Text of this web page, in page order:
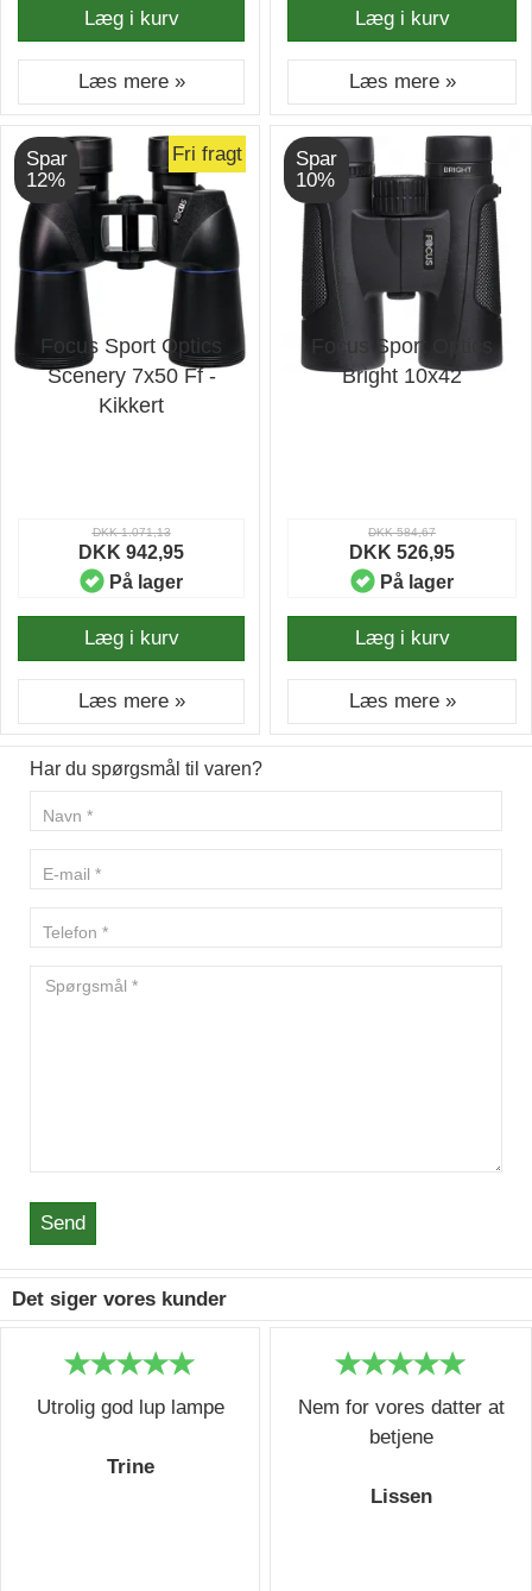
Læg i kurv
Læs mere »
Læg i kurv
Læs mere »
Spar
12%
Fri fragt
Focus Sport Optics
Scenery 7x50 Ff -
Kikkert
DKK 1.071,13
DKK 942,95
På lager
Læg i kurv
Læs mere »
Spar
10%
Focus Sport Optics
Bright 10x42
DKK 584,67
DKK 526,95
På lager
Læg i kurv
Læs mere »
Har du spørgsmål til varen?
Send
Det siger vores kunder
Utrolig god lup lampe
Trine
Nem for vores datter at
betjene
Lissen